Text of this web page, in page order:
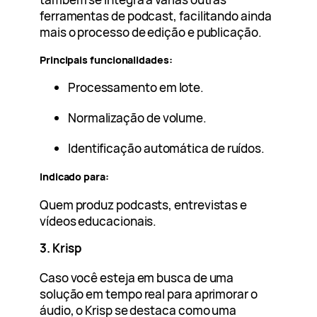
ferramentas de podcast, facilitando ainda
mais o processo de edição e publicação.
Principais funcionalidades:
Processamento em lote.
Normalização de volume.
Identificação automática de ruídos.
Indicado para:
Quem produz podcasts, entrevistas e
vídeos educacionais.
3. Krisp
Caso você esteja em busca de uma
solução em tempo real para aprimorar o
áudio, o Krisp se destaca como uma